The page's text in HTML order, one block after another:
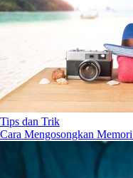
Tips dan Trik
Cara Mengosongkan